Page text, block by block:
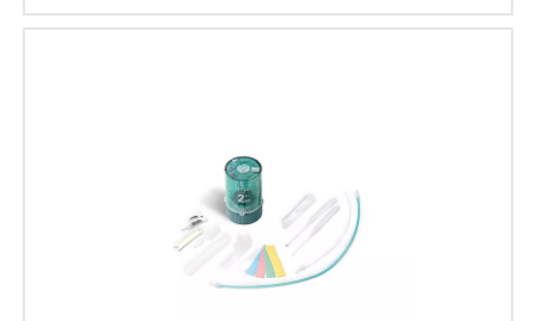
los favoritos. Con interface Ethernet integrada para